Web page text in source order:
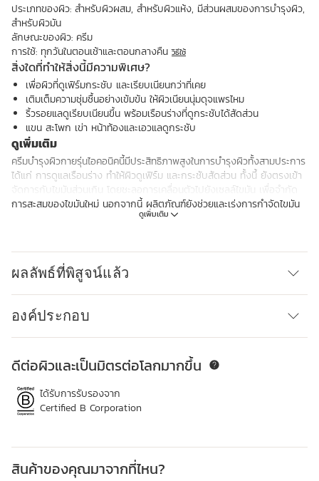
ดูเพิ่มเติม
ประเภทของผิว: สำหรับผิวผสม, สำหรับผิวแห้ง, มีส่วนผสมของการบำรุงผิว,
สำหรับผิวมัน
ลักษณะของผิว: ครีม
การใช้: ทุกวันในตอนเช้าและตอนกลางคืนวิธีใช้
สิ่งใดที่ทำให้สิ่งนี้มีความพิเศษ?
เพื่อผิวที่ดูเฟิร์มกระชับ และเรียบเนียนกว่าที่เคย
เติมเต็มความชุ่มชื้นอย่างเข้มข้น ให้ผิวเนียนนุ่มดุจแพรไหม
ริ้วรอยแลดูเรียบเนียนขึ้น พร้อมเรือนร่างที่ดูกระชับได้สัดส่วน
แขน สะโพก เข่า หน้าท้องและเอวแลดูกระชับ
ดูเพิ่มเติม
ครีมบำรุงผิวกายรุ่นไอคอนิคนี้มีประสิทธิภาพสูงในการบำรุงผิวทั้งสามประการ
ได้แก่ การดูแลเรือนร่าง ทำให้ผิวดูเฟิร์ม และกระชับสัดส่วน ทั้งนี้ ยังตรงเข้า
จัดการกับไขมันส่วนเกิน โดยชะลอการเคลื่อนตัวไปยังเซลล์ไขมัน เพื่อจำกัด
การสะสมของไขมันใหม่ นอกจากนี้ ผลิตภัณฑ์ยังช่วยและเร่งการกำจัดไขมัน
ส่วนเกิน สารสกัดจาก Arctic Ferment หรือจุลินทรีย์ชนิดพิเศษที่แยกได้จาก
เสริมหลายประการ สูตรใหม่ที่มีส่วนผสมจากธรรมชาติถึง 96%
นวัตกรรม
เพื่อค้นหาจุลินทรีย์มหาสมุทรอาร์กติกชนิดพิเศษอันทรงคุณค่า เราต้องสำรวจ
มหาสมุทรอาร์กติกที่ระดับความลึกกว่า 2,700 เมตร เพื่อหาโพสไบโอติกตาม
ธรรมชาติ ซึ่งผ่านการเพาะเลี้ยงด้วยเทคโนโลยีชีวภาพ จากนั้นจึงนำมาพัฒนา
สารสกัดที่มีประสิทธิภาพเป็นพิเศษได้
ผลลัพธ์ที่พิสูจน์แล้ว
องค์ประกอบ
ข้ามไปยังเนื้อหา
ดีต่อผิวและเป็นมิตรต่อโลกมากขึ้น
ได้รับการรับรองจาก
Certified B Corporation
สินค้าของคุณมาจากที่ไหน?